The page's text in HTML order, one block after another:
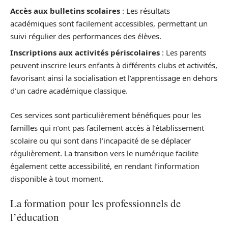
Accès aux bulletins scolaires : Les résultats
académiques sont facilement accessibles, permettant un
suivi régulier des performances des élèves.
Inscriptions aux activités périscolaires : Les parents
peuvent inscrire leurs enfants à différents clubs et activités,
favorisant ainsi la socialisation et l’apprentissage en dehors
d’un cadre académique classique.
Ces services sont particulièrement bénéfiques pour les
familles qui n’ont pas facilement accès à l’établissement
scolaire ou qui sont dans l’incapacité de se déplacer
régulièrement. La transition vers le numérique facilite
également cette accessibilité, en rendant l’information
disponible à tout moment.
La formation pour les professionnels de
l’éducation